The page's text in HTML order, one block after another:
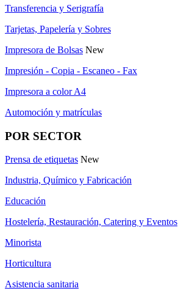
Transferencia y Serigrafía
Tarjetas, Papelería y Sobres
Impresora de Bolsas New
Impresión - Copia - Escaneo - Fax
Impresora a color A4
Automoción y matrículas
POR SECTOR
Prensa de etiquetas New
Industria, Químico y Fabricación
Educación
Hostelería, Restauración, Catering y Eventos
Minorista
Horticultura
Asistencia sanitaria